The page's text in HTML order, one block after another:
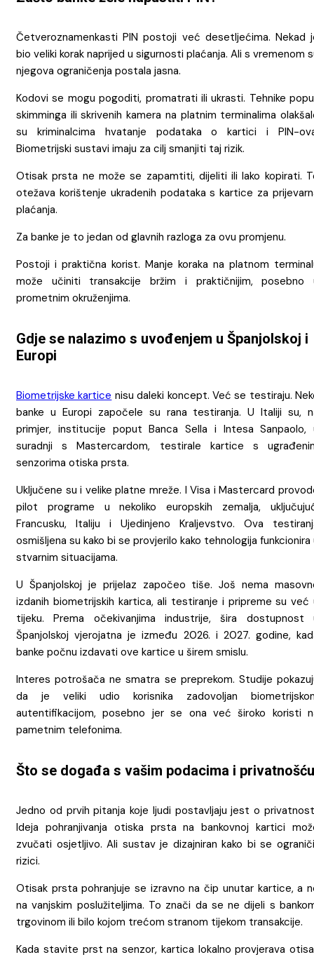
Četveroznamenkasti PIN postoji već desetljećima. Nekad
bio veliki korak naprijed u sigurnosti plaćanja. Ali s vremenom
njegova ograničenja postala jasna.
Kodovi se mogu pogoditi, promatrati ili ukrasti. Tehnike
skimminga ili skrivenih kamera na platnim terminalima
su kriminalcima hvatanje podataka o kartici i PIN-
Biometrijski sustavi imaju za cilj smanjiti taj rizik.
Otisak prsta ne može se zapamtiti, dijeliti ili lako kopirati.
otežava korištenje ukradenih podataka s kartice za
plaćanja.
Za banke je to jedan od glavnih razloga za ovu promjenu.
Postoji i praktična korist. Manje koraka na platnom
može učiniti transakcije bržim i praktičnijim, posebno
prometnim okruženjima.
Gdje se nalazimo s uvođenjem u Španjolskoj i
Europi
Biometrijske kartice nisu daleki koncept. Već se testiraju.
banke u Europi započele su rana testiranja. U Italiji su,
primjer, institucije poput Banca Sella i Intesa Sanpaolo,
suradnji s Mastercardom, testirale kartice s
senzorima otiska prsta.
Uključene su i velike platne mreže. I Visa i Mastercard
pilot programe u nekoliko europskih zemalja,
Francusku, Italiju i Ujedinjeno Kraljevstvo. Ova
osmišljena su kako bi se provjerilo kako tehnologija funkcionira
stvarnim situacijama.
U Španjolskoj je prijelaz započeo tiše. Još nema
izdanih biometrijskih kartica, ali testiranje i pripreme su već
tijeku. Prema očekivanjima industrije, šira dostupnost
Španjolskoj vjerojatna je između 2026. i 2027. godine,
banke počnu izdavati ove kartice u širem smislu.
Interes potrošača ne smatra se preprekom. Studije
da je veliki udio korisnika zadovoljan
autentifikacijom, posebno jer se ona već široko koristi
pametnim telefonima.
Što se događa s vašim podacima i privatnošću
Jedno od prvih pitanja koje ljudi postavljaju jest o
Ideja pohranjivanja otiska prsta na bankovnoj kartici
zvučati osjetljivo. Ali sustav je dizajniran kako bi se
rizici.
Otisak prsta pohranjuje se izravno na čip unutar kartice, a
na vanjskim poslužiteljima. To znači da se ne dijeli s
trgovinom ili bilo kojom trećom stranom tijekom transakcije.
Kada stavite prst na senzor, kartica lokalno provjerava